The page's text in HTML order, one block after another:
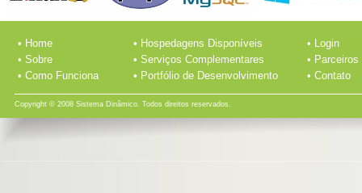
• Home
• Sobre
• Como Funciona
• Hospedagens Disponíveis
• Serviços Complementares
• Portfólio de Desenvolvimento
• Login
• Parceiros
• Contato
Copyright © 2008 Sistema Dinâmico. Todos direitos reservados.